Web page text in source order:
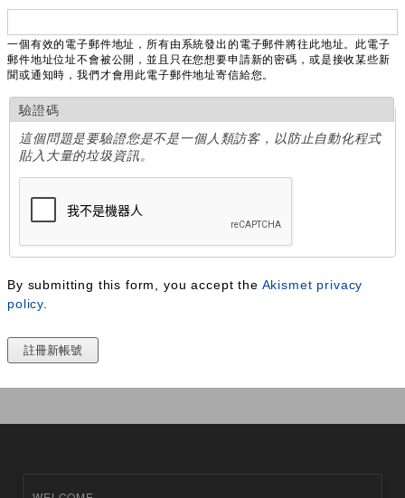
一個有效的電子郵件地址，所有由系統發出的電子郵件將往此地址。此電子
郵件地址位址不會被公開，並且只在您想要申請新的密碼，或是接收某些新
聞或通知時，我們才會用此電子郵件地址寄信給您。
驗證碼
這個問題是要驗證您是不是一個人類訪客，以防止自動化程式
貼入大量的垃圾資訊。
By submitting this form, you accept the Akismet privacy
policy